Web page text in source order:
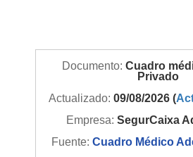
Documento: Cuadro
Privado
Actualizado: 09/08/2026 (
Empresa: SegurCaixa
Fuente: Cuadro Médico